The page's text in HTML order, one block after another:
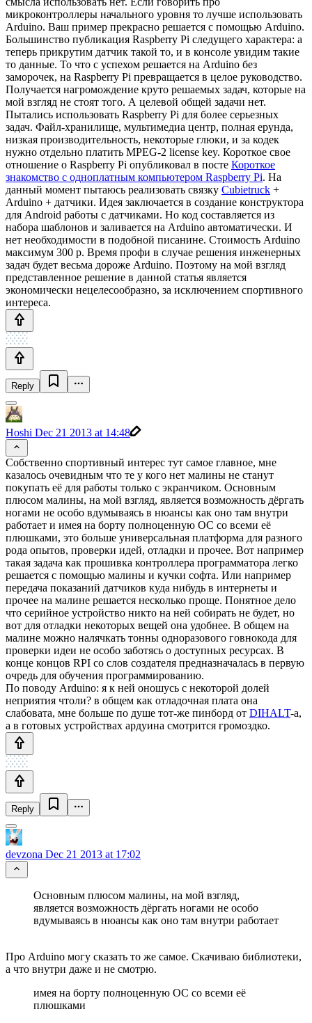
микроконтроллеры начального уровня то лучше использовать
Arduino. Ваш пример прекрасно решается с помощью Arduino.
Большинство публикация Raspberry Pi следущего характера: а
теперь прикрутим датчик такой то, и в консоле увидим такие
то данные. То что с успехом решается на Arduino без
заморочек, на Raspberry Pi превращается в целое руководство.
Получается нагромождение круто решаемых задач, которые на
мой взгляд не стоят того. А целевой общей задачи нет.
Пытались использовать Raspberry Pi для более серьезных
задач. Файл-хранилище, мультимедиа центр, полная ерунда,
низкая производительность, некоторые глюки, и за кодек
нужно отдельно платить MPEG-2 license key. Короткое свое
отношение о Raspberry Pi опубликовал в посте Короткое
знакомство с одноплатным компьютером Raspberry Pi. На
данный момент пытаюсь реализовать связку Cubietruck +
Arduino + датчики. Идея заключается в создание конструктора
для Android работы с датчиками. Но код составляется из
набора шаблонов и заливается на Arduino автоматически. И
нет необходимости в подобной писанине. Стоимость Arduino
максимум 300 р. Время профи в случае решения инженерных
задач будет весьма дороже Arduino. Поэтому на мой взгляд
представленное решение в данной статья является
экономически нецелесообразно, за исключением спортивного
интереса.
Reply
Hoshi Dec 21 2013 at 14:48
Собственно спортивный интерес тут самое главное, мне
казалось очевидным что те у кого нет малины не станут
покупать её для работы только с экранчиком. Основным
плюсом малины, на мой взгляд, является возможность дёргать
ногами не особо вдумываясь в нюансы как оно там внутри
работает и имея на борту полноценную ОС со всеми её
плюшками, это больше универсальная платформа для разного
рода опытов, проверки идей, отладки и прочее. Вот например
такая задача как прошивка контроллера программатора легко
решается с помощью малины и кучки софта. Или например
передача показаний датчиков куда нибудь в интернеты и
прочее на малине решается несколько проще. Понятное дело
что серийное устройство никто на ней собирать не будет, но
вот для отладки некоторых вещей она удобнее. В общем на
малине можно налячкать тонны одноразового говнокода для
проверки идеи не особо заботясь о доступных ресурсах. В
конце концов RPI со слов создателя предназначалась в первую
очредь для обучения программированию.
По поводу Arduino: я к ней оношусь с некоторой долей
неприятия чтоли? в общем как отладочная плата она
слабовата, мне больше по душе тот-же пинборд от DIHALT-а,
а в готовых устройствах ардуина смотрится громоздко.
Reply
devzona Dec 21 2013 at 17:02
Основным плюсом малины, на мой взгляд,
является возможность дёргать ногами не особо
вдумываясь в нюансы как оно там внутри работает
Про Arduino могу сказать то же самое. Скачиваю библиотеки,
а что внутри даже и не смотрю.
имея на борту полноценную ОС со всеми её
плюшками